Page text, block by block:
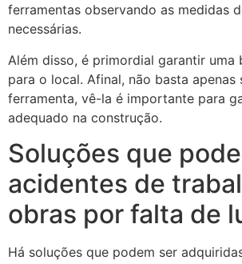
ferramentas observando as medidas
necessárias.
Além disso, é primordial garantir uma
para o local. Afinal, não basta apenas
ferramenta, vê-la é importante para
adequado na construção.
Soluções que
acidentes de
obras por falta de
Há soluções que podem ser